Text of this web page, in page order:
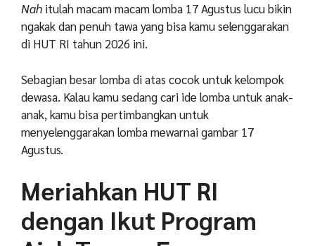
Nah itulah macam macam lomba 17 Agustus lucu bikin
ngakak dan penuh tawa yang bisa kamu selenggarakan
di HUT RI tahun 2026 ini.
Sebagian besar lomba di atas cocok untuk kelompok
dewasa. Kalau kamu sedang cari ide lomba untuk anak-
anak, kamu bisa pertimbangkan untuk
menyelenggarakan lomba mewarnai gambar 17
Agustus.
Meriahkan HUT RI
dengan Ikut Program